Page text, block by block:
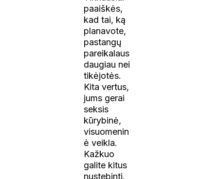
paaiškės,
kad tai, ką
planavote,
pastangų
pareikalaus
daugiau nei
tikėjotės.
Kita vertus,
jums gerai
seksis
kūrybinė,
visuomenin
ė veikla.
Kažkuo
galite kitus
nustebinti.